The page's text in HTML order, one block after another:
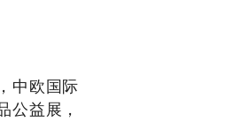
中欧国际
公益展，